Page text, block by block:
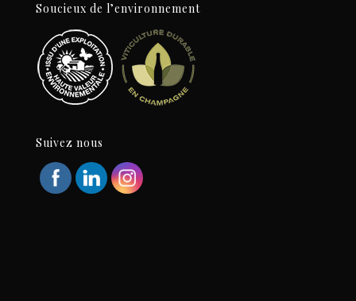
Soucieux de l’environnement
Suivez nous